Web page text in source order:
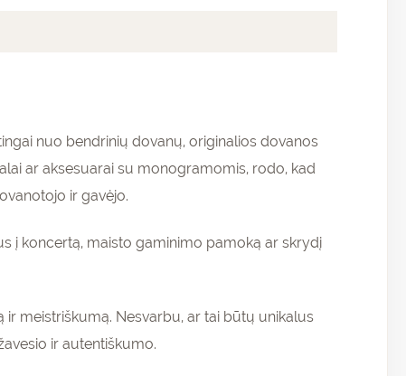
nuo bendrinių dovanų, originalios dovanos
ar aksesuarai su monogramomis, rodo, kad
ir gavėjo.
į koncertą, maisto gaminimo pamoką ar skrydį
ir meistriškumą. Nesvarbu, ar tai būtų unikalus
ir autentiškumo.